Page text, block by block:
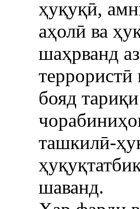
ҳуқуқӣ,
аҳолӣ ва
шаҳрванд
бояд
ташкилӣ-
шаванд.